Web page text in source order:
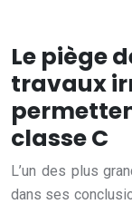
Le piège
travaux
classe C
L’un des plus
dans ses